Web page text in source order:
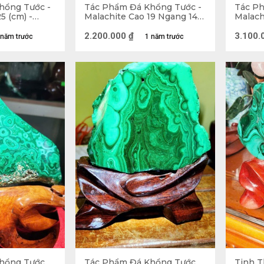
Cây Thất Tinh Trận Đá Khổng
Khổng Tước (Malachite)
Tước -
(cm) -
trước
Tác Phẩm Đá Khổng Tước -
Malachite Cao 19 Ngang 14
1 năm trước
2.200.000 ₫
Tác